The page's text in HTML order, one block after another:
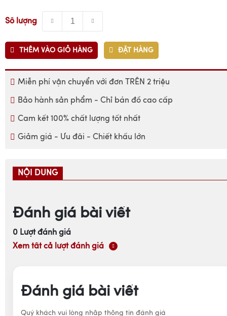
Số lượng
THÊM VÀO GIỎ HÀNG ĐẶT HÀNG
Miễn phí vận chuyển với đơn TRÊN 2 triệu
Bảo hành sản phẩm - Chỉ bán đồ cao cấp
Cam kết 100% chất lượng tốt nhất
Giảm giá - Ưu đãi - Chiết khấu lớn
NỘI DUNG
Đánh giá bài viết
0 Lượt đánh giá
Xem tất cả lượt đánh giá
Đánh giá bài viết
Quý khách vui lòng nhập thông tin đánh giá